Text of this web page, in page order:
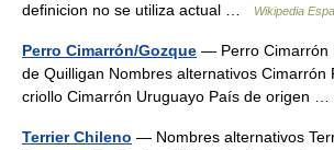
definicion no se utiliza actual …
Wikipedia
Perro Cimarrón/Gozque — Perro Cimarrón
de Quilligan Nombres alternativos Cimarrón
criollo Cimarrón Uruguayo País de origen …
Terrier Chileno — Nombres alternativos